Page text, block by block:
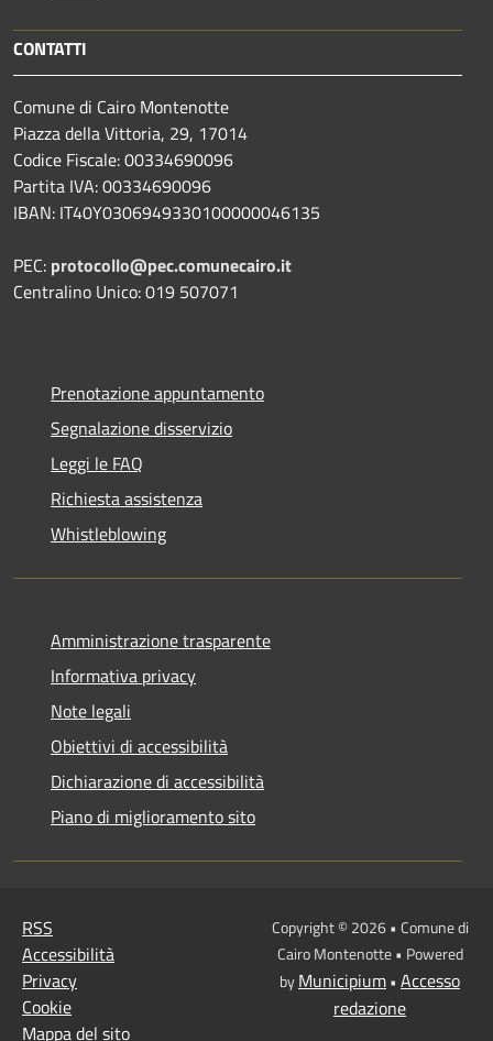
CONTATTI
Comune di Cairo Montenotte
Piazza della Vittoria, 29, 17014
Codice Fiscale: 00334690096
Partita IVA: 00334690096
IBAN: IT40Y0306949330100000046135
PEC: protocollo@pec.comunecairo.it
Centralino Unico: 019 507071
Prenotazione appuntamento
Segnalazione disservizio
Leggi le FAQ
Richiesta assistenza
Whistleblowing
Amministrazione trasparente
Informativa privacy
Note legali
Obiettivi di accessibilità
Dichiarazione di accessibilità
Piano di miglioramento sito
RSS
Accessibilità
Privacy
Cookie
Mappa del sito
Copyright © 2026 • Comune di
Cairo Montenotte • Powered
byMunicipium• Accesso
redazione